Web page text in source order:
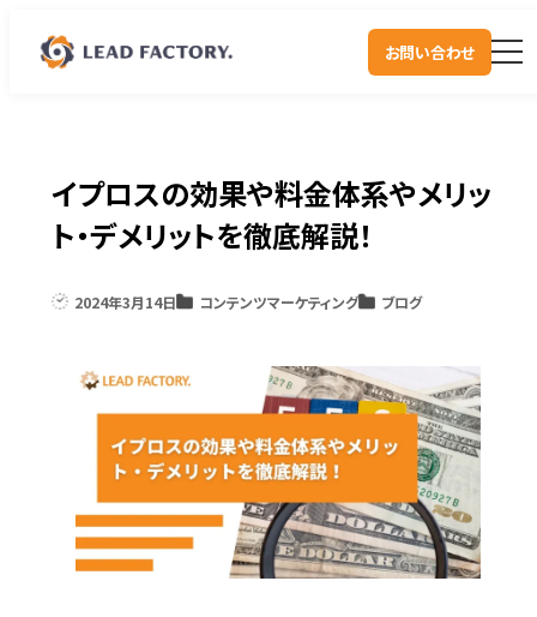
お問い合わせ
イプロスの効果や料金体系やメリッ
ト・デメリットを徹底解説！
2024年3月14日 コンテンツマーケティング ブログ